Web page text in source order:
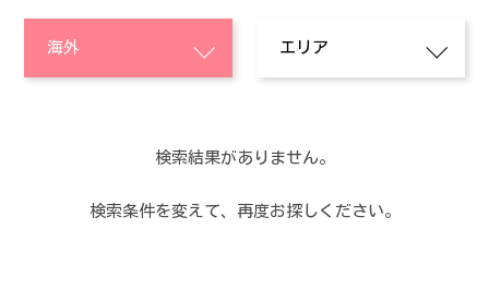
検索結果がありません。
検索条件を変えて、再度お探しください。